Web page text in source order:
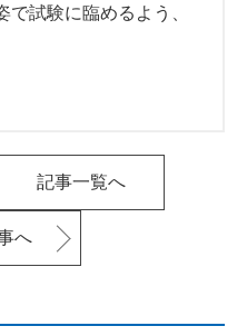
試験に臨めるよう、
記事一覧へ
へ